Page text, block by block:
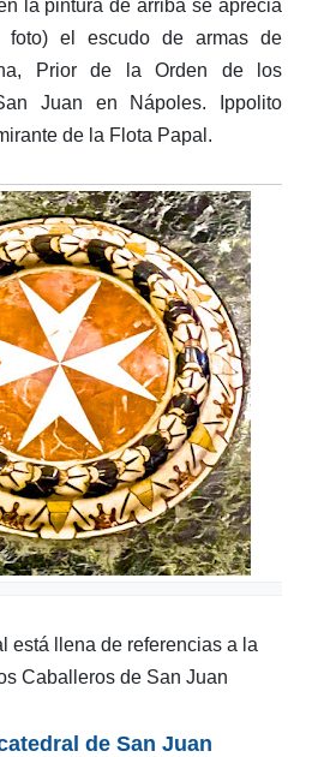
la pintura de arriba se aprecia
foto) el escudo de armas de
Prior de la Orden de los
Juan en Nápoles. Ippolito
de la Flota Papal.
está llena de referencias a la
Caballeros de San Juan
de San Juan